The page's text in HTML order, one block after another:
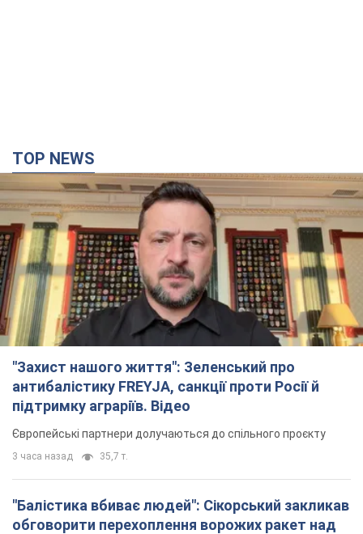
"Захист нашого життя": Зеленський про
антибалістику FREYJA, санкції проти Росії й
підтримку аграріїв. Відео
Європейські партнери долучаються до спільного проєкту
3 часа назад 35,7 т.
"Балістика вбиває людей": Сікорський закликав
обговорити перехоплення ворожих ракет над
Україною
Глава МЗС Польщі закликав до збиття російських ракет над
"Мама мене вчила, що зневіра це зло": у містах
України 22-й день поспіль тривають масові